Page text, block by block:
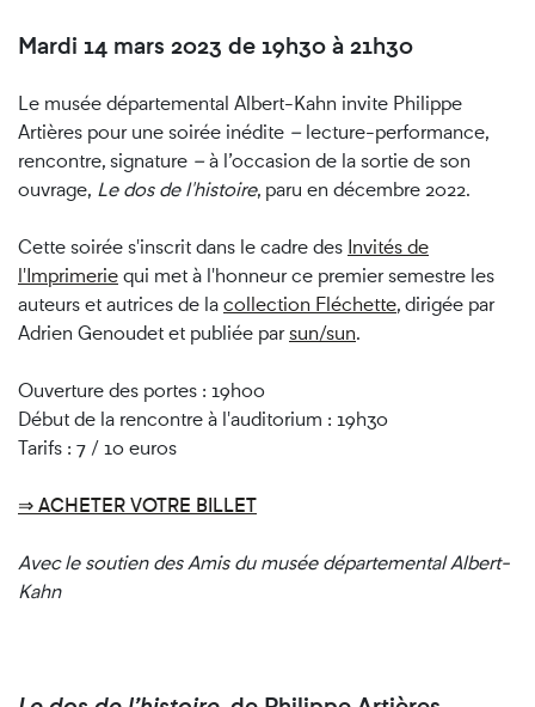
Mardi 14 mars 2023 de 19h30 à 21h30
Le musée départemental Albert-Kahn invite Philippe
Artières pour une soirée inédite – lecture-performance,
rencontre, signature –à l’occasion de la sortie de son
ouvrage, Le dos de l'histoire, paru en décembre 2022.
Cette soirée s'inscrit dans le cadre des Invités de
l'Imprimeriequi met à l'honneur ce premier semestre les
auteurs et autrices de lacollection Fléchette, dirigée par
Adrien Genoudet et publiée parsun/sun.
Ouverture des portes : 19h00
Début de la rencontre à l'auditorium : 19h30
Tarifs : 7 / 10 euros
⇒ ACHETER VOTRE BILLET
Avec le soutien des Amis du musée départemental Albert-
Kahn